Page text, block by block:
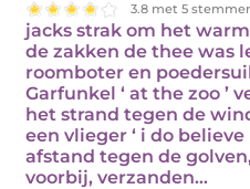
3.8 met 5
jacks strak om het
de zakken de thee was
roomboter en
Garfunkel ‘ at the zoo ’
het strand tegen de
een vlieger ‘ i do believe
afstand tegen de
voorbij, verzanden…